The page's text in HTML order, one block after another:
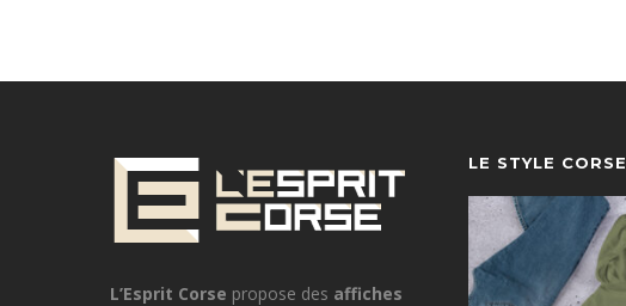
L’Esprit Corse propose des affiches
LE STYLE CORSE